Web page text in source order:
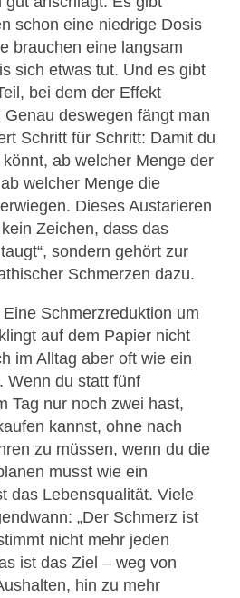
schon eine niedrige Dosis
brauchen eine langsam
sich etwas tut. Und es gibt
bei dem der Effekt
deswegen fängt man
Schritt für Schritt: Damit du
ab welcher Menge der
welcher Menge die
Dieses Austarieren
Zeichen, dass das
sondern gehört zur
Schmerzen dazu.
Schmerzreduktion um
auf dem Papier nicht
im Alltag aber oft wie ein
Wenn du statt fünf
Tag nur noch zwei hast,
kannst, ohne nach
zu müssen, wenn du die
musst wie ein
das Lebensqualität. Viele
„Der Schmerz ist
nicht mehr jeden
ist das Ziel – weg von
hin zu mehr